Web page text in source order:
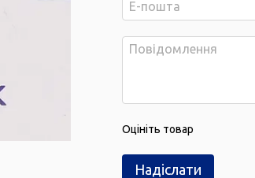
Оцініть товар
Надіслати